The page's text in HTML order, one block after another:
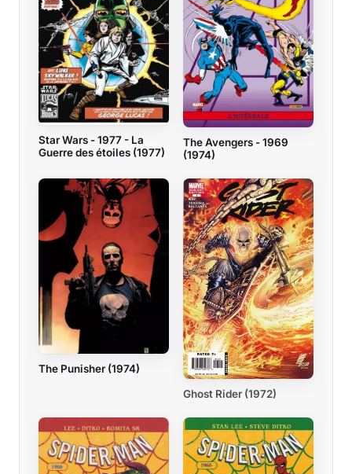
Star Wars - 1977 - La
Guerre des étoiles (1977)
The Avengers - 1969
(1974)
The Punisher (1974)
Ghost Rider (1972)